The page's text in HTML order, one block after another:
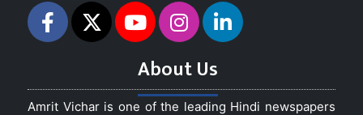
About Us
Amrit Vichar is one of the leading Hindi newspapers